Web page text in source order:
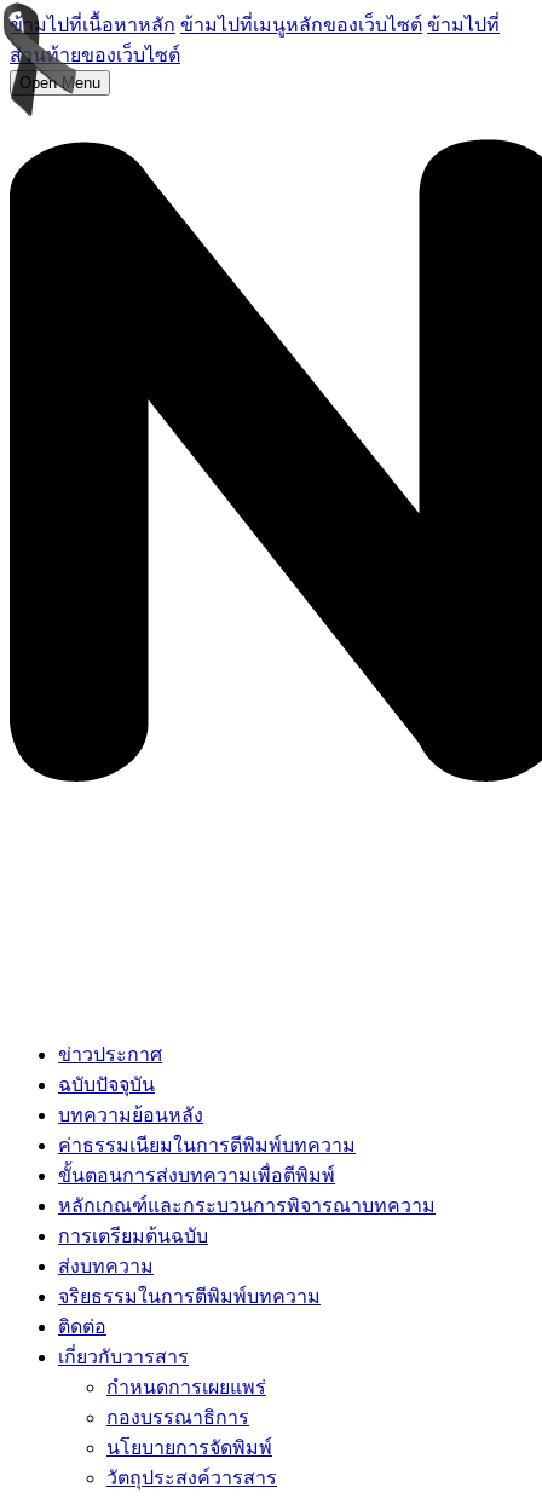
ข้ามไปที่เนื้อหาหลัก ข้ามไปที่เมนูหลักของเว็บไซต์ ข้ามไปที่
ส่วนท้ายของเว็บไซต์
Open Menu
ข่าวประกาศ
ฉบับปัจจุบัน
บทความย้อนหลัง
ค่าธรรมเนียมในการตีพิมพ์บทความ
ขั้นตอนการส่งบทความเพื่อตีพิมพ์
หลักเกณฑ์และกระบวนการพิจารณาบทความ
การเตรียมต้นฉบับ
ส่งบทความ
จริยธรรมในการตีพิมพ์บทความ
ติดต่อ
เกี่ยวกับวารสาร
กำหนดการเผยแพร่
กองบรรณาธิการ
นโยบายการจัดพิมพ์
วัตถุประสงค์วารสาร